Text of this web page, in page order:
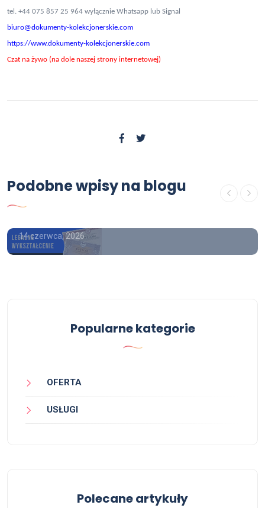
tel. +44 075 857 25 964 wyłącznie Whatsapp lub Signal
biuro@dokumenty-kolekcjonerskie.com
https://www.dokumenty-kolekcjonerskie.com
Czat na żywo (na dole naszej strony internetowej)
Podobne wpisy na blogu
USŁUGI
Matura przez internet cena
14 czerwca, 2026
Popularne kategorie
OFERTA
USŁUGI
Polecane artykuły